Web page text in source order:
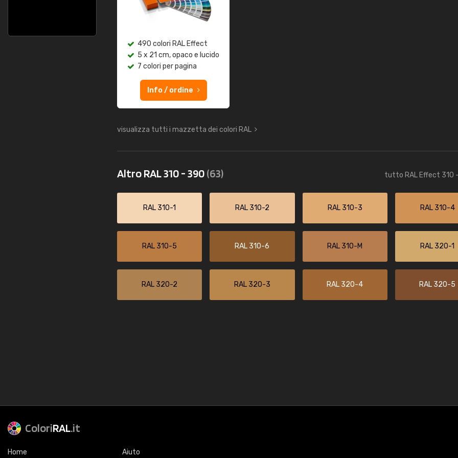
490 colori RAL Effect
5 x 21 cm, opaco e lucido
7 colori per pagina
Info / ordine
visualizza tutti i mazzetta dei colori RAL
Altro RAL 310 - 390(63) tutto RAL Effect 310
RAL 310-1 RAL 310-2 RAL 310-3 RAL 310-4
RAL 310-5 RAL 310-6 RAL 310-M RAL 320-1
RAL 320-2 RAL 320-3 RAL 320-4 RAL 320-5
ColoriRAL.it
Home Aiuto